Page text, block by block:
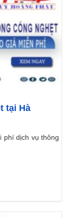
tại Hà
phí dịch vụ thông